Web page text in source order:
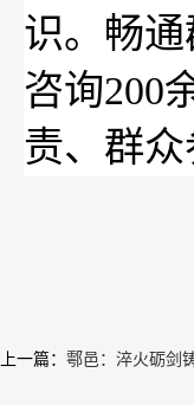
识。畅
咨询200
责、群
上一篇 ： 鄠邑：淬火砺剑